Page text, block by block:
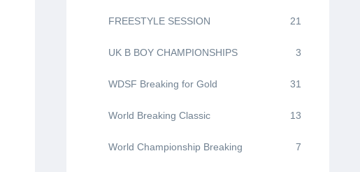
FREESTYLE SESSION 21
UK B BOY CHAMPIONSHIPS 3
WDSF Breaking for Gold 31
World Breaking Classic 13
World Championship Breaking 7